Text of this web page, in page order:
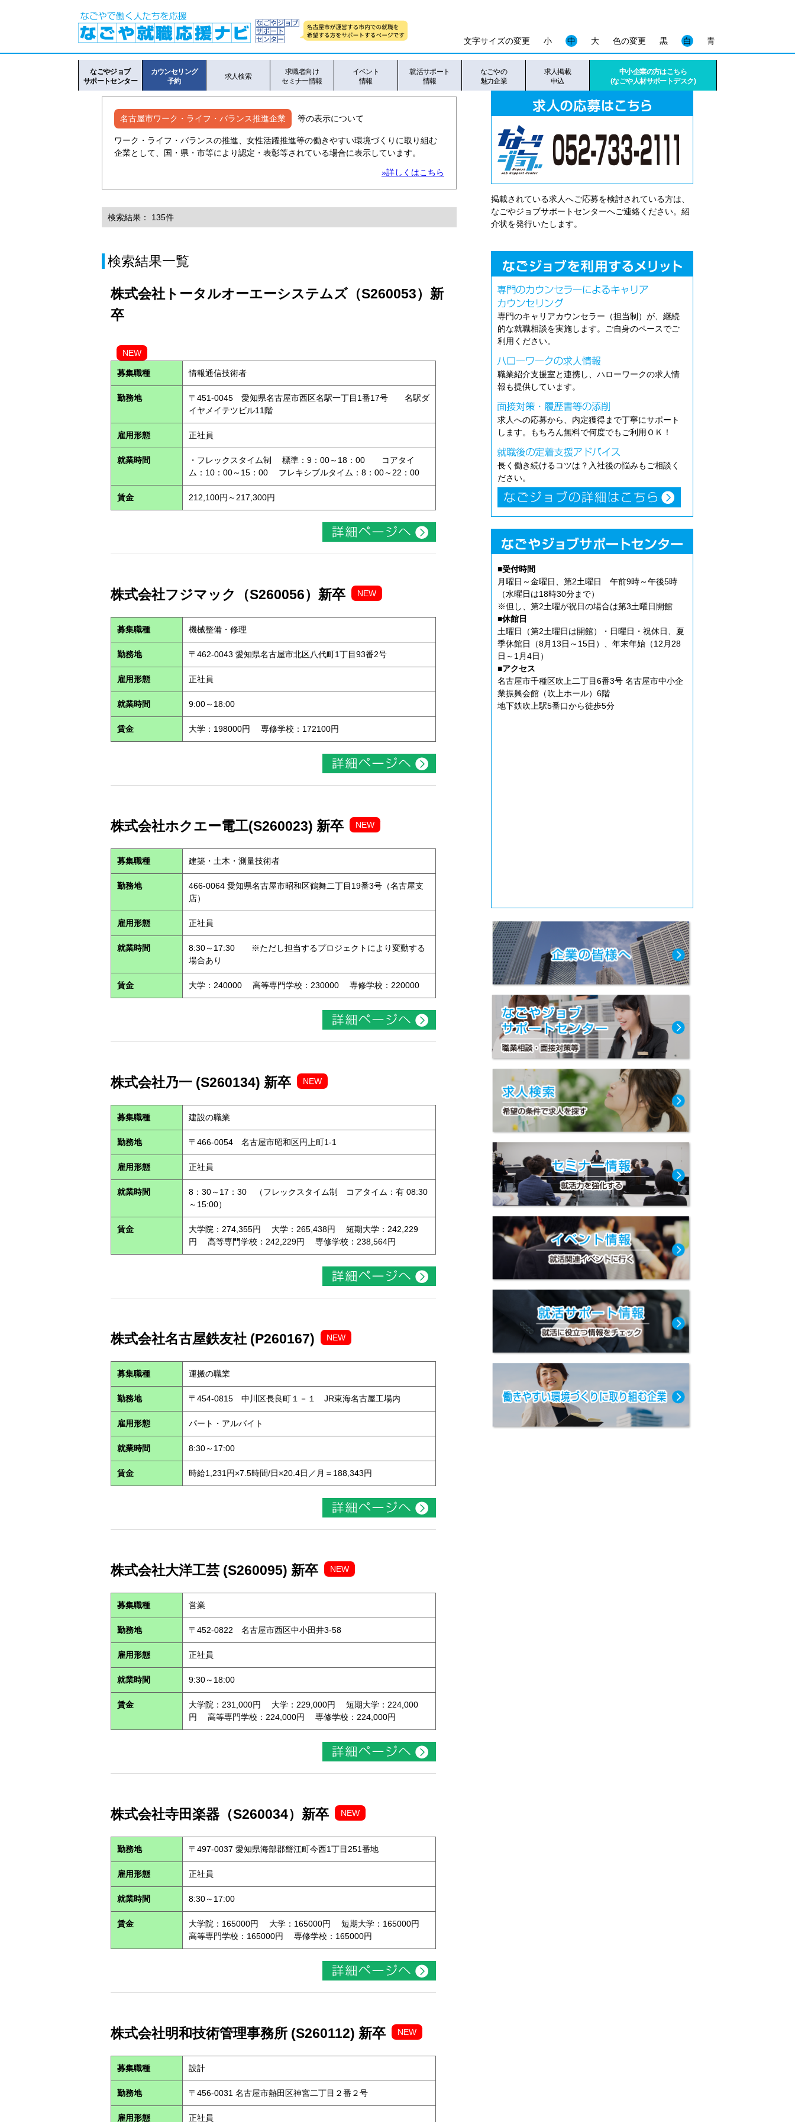
色の変更 黒 白 青
文字サイズの変更 小 中 大
なごやジョブ
サポートセンター
カウンセリング
予約
求人検索
求職者向け
セミナー情報
イベント
情報
就活サポート
情報
なごやの
魅力企業
求人掲載
申込
中小企業の方はこちら
(なごや人材サポートデスク)
名古屋市ワーク・ライフ・バランス推進企業 等の表示について
ワーク・ライフ・バランスの推進、女性活躍推進等の働きやすい環境づくりに取り組む
企業として、国・県・市等により認定・表彰等されている場合に表示しています。
»詳しくはこちら
検索結果： 135件
検索結果一覧
株式会社トータルオーエーシステムズ（S260053）新
卒
NEW
募集職種 情報通信技術者
勤務地
〒451-0045 愛知県名古屋市西区名駅一丁目1番17号 名駅ダ
イヤメイテツビル11階
雇用形態 正社員
就業時間
・フレックスタイム制 標準：9：00～18：00 コアタイ
ム：10：00～15：00 フレキシブルタイム：8：00～22：00
賃金 212,100円～217,300円
株式会社フジマック（S260056）新卒 NEW
募集職種 機械整備・修理
勤務地 〒462-0043 愛知県名古屋市北区八代町1丁目93番2号
雇用形態 正社員
就業時間 9:00～18:00
賃金 大学：198000円 専修学校：172100円
株式会社ホクエー電工(S260023) 新卒 NEW
募集職種 建築・土木・測量技術者
勤務地
466-0064 愛知県名古屋市昭和区鶴舞二丁目19番3号（名古屋支
店）
雇用形態 正社員
就業時間
8:30～17:30 ※ただし担当するプロジェクトにより変動する
場合あり
賃金 大学：240000 高等専門学校：230000 専修学校：220000
株式会社乃一 (S260134) 新卒 NEW
募集職種 建設の職業
勤務地 〒466-0054 名古屋市昭和区円上町1-1
雇用形態 正社員
就業時間
8：30～17：30 （フレックスタイム制 コアタイム：有 08:30
～15:00）
賃金
大学院：274,355円 大学：265,438円 短期大学：242,229
円 高等専門学校：242,229円 専修学校：238,564円
株式会社名古屋鉄友社 (P260167) NEW
募集職種 運搬の職業
勤務地 〒454-0815 中川区長良町１－１ JR東海名古屋工場内
雇用形態 パート・アルバイト
就業時間 8:30～17:00
賃金 時給1,231円×7.5時間/日×20.4日／月＝188,343円
株式会社大洋工芸 (S260095) 新卒 NEW
募集職種 営業
勤務地 〒452-0822 名古屋市西区中小田井3-58
雇用形態 正社員
就業時間 9:30～18:00
賃金
大学院：231,000円 大学：229,000円 短期大学：224,000
円 高等専門学校：224,000円 専修学校：224,000円
株式会社寺田楽器（S260034）新卒 NEW
勤務地 〒497-0037 愛知県海部郡蟹江町今西1丁目251番地
雇用形態 正社員
就業時間 8:30～17:00
賃金
大学院：165000円 大学：165000円 短期大学：165000円
高等専門学校：165000円 専修学校：165000円
株式会社明和技術管理事務所 (S260112) 新卒 NEW
募集職種 設計
勤務地 〒456-0031 名古屋市熱田区神宮二丁目２番２号
雇用形態 正社員
掲載されている求人へご応募を検討されている方は、
なごやジョブサポートセンターへご連絡ください。紹
介状を発行いたします。
専門のキャリアカウンセラー（担当制）が、継続
的な就職相談を実施します。ご自身のペースでご
利用ください。
職業紹介支援室と連携し、ハローワークの求人情
報も提供しています。
求人への応募から、内定獲得まで丁寧にサポート
します。もちろん無料で何度でもご利用ＯＫ！
長く働き続けるコツは？入社後の悩みもご相談く
ださい。
■受付時間
月曜日～金曜日、第2土曜日 午前9時～午後5時
（水曜日は18時30分まで）
※但し、第2土曜が祝日の場合は第3土曜日開館
■休館日
土曜日（第2土曜日は開館）・日曜日・祝休日、夏
季休館日（8月13日～15日）、年末年始（12月28
日～1月4日）
■アクセス
名古屋市千種区吹上二丁目6番3号 名古屋市中小企
業振興会館（吹上ホール）6階
地下鉄吹上駅5番口から徒歩5分